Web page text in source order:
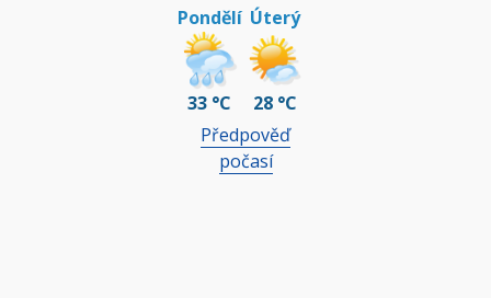
Pondělí
33 °C
Úterý
28 °C
Předpověď
počasí